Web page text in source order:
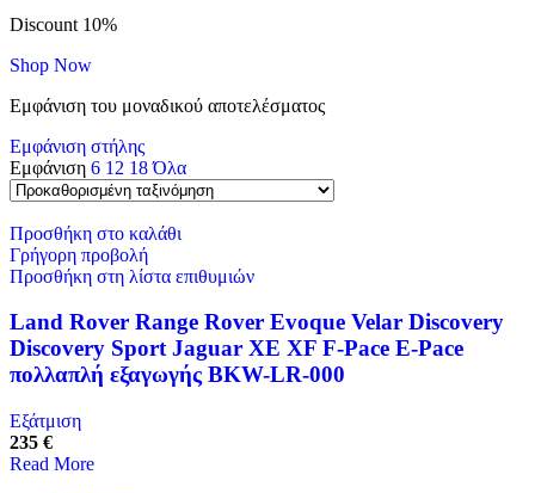
Discount 10%
Shop Now
Εμφάνιση του μοναδικού αποτελέσματος
Εμφάνιση στήλης
Εμφάνιση 6 12 18Όλα
Προσθήκη στο καλάθι
Γρήγορη προβολή
Προσθήκη στη λίστα επιθυμιών
Land Rover Range Rover Evoque Velar Discovery
Discovery Sport Jaguar XE XF F-Pace E-Pace
πολλαπλή εξαγωγής BKW-LR-000
Εξάτμιση
235 €
Read More